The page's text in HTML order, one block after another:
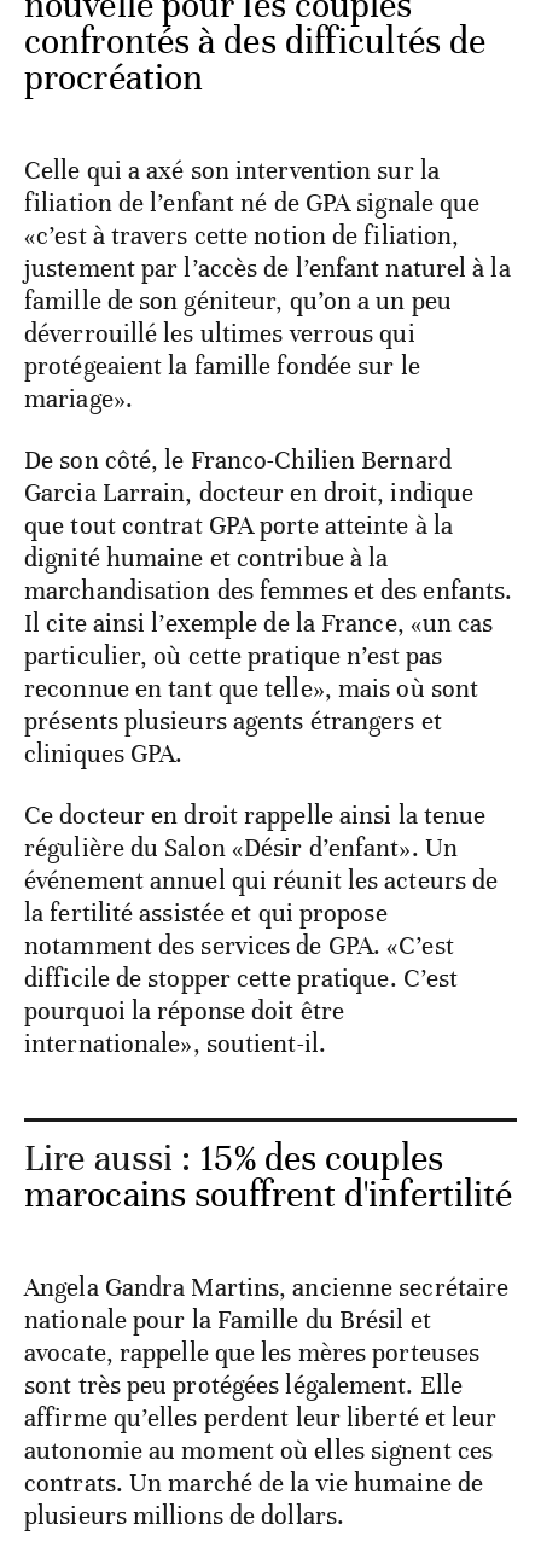
confrontés à des difficultés de
procréation
Celle qui a axé son intervention sur la
filiation de l’enfant né de GPA signale que
«c’est à travers cette notion de filiation,
justement par l’accès de l’enfant naturel à la
famille de son géniteur, qu’on a un peu
déverrouillé les ultimes verrous qui
protégeaient la famille fondée sur le
mariage».
De son côté, le Franco-Chilien Bernard
Garcia Larrain, docteur en droit, indique
que tout contrat GPA porte atteinte à la
dignité humaine et contribue à la
marchandisation des femmes et des enfants.
Il cite ainsi l’exemple de la France, «un cas
particulier, où cette pratique n’est pas
reconnue en tant que telle», mais où sont
présents plusieurs agents étrangers et
cliniques GPA.
Ce docteur en droit rappelle ainsi la tenue
régulière du Salon «Désir d’enfant». Un
événement annuel qui réunit les acteurs de
la fertilité assistée et qui propose
notamment des services de GPA. «C’est
difficile de stopper cette pratique. C’est
pourquoi la réponse doit être
internationale», soutient-il.
Lire aussi : 15% des couples
marocains souffrent d'infertilité
Angela Gandra Martins, ancienne secrétaire
nationale pour la Famille du Brésil et
avocate, rappelle que les mères porteuses
sont très peu protégées légalement. Elle
affirme qu’elles perdent leur liberté et leur
autonomie au moment où elles signent ces
contrats. Un marché de la vie humaine de
plusieurs millions de dollars.